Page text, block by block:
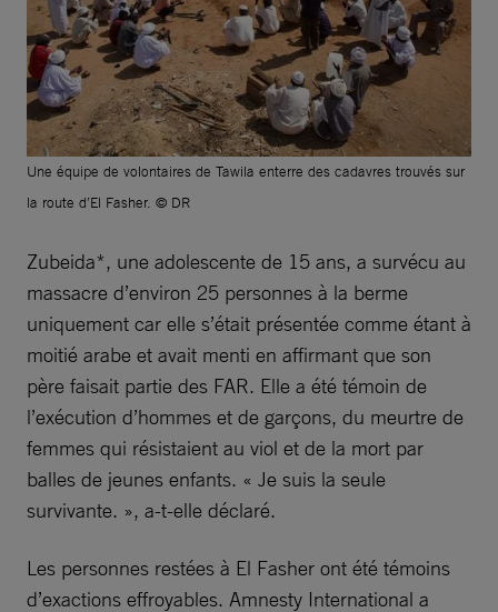
Une équipe de volontaires de Tawila enterre des cadavres trouvés sur
la route d’El Fasher. © DR
Zubeida*, une adolescente de 15 ans, a survécu au
massacre d’environ 25 personnes à la berme
uniquement car elle s’était présentée comme étant à
moitié arabe et avait menti en affirmant que son
père faisait partie des FAR. Elle a été témoin de
l’exécution d’hommes et de garçons, du meurtre de
femmes qui résistaient au viol et de la mort par
balles de jeunes enfants. « Je suis la seule
survivante. », a-t-elle déclaré.
Les personnes restées à El Fasher ont été témoins
d’exactions effroyables. Amnesty International a